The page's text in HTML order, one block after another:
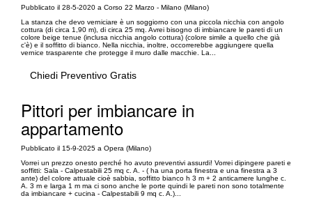
Pubblicato il 28-5-2020 a Corso 22 Marzo - Milano (Milano)
La stanza che devo verniciare è un soggiorno con una piccola nicchia con angolo
cottura (di circa 1,90 m), di circa 25 mq. Avrei bisogno di imbiancare le pareti di un
colore beige tenue (inclusa nicchia angolo cottura) (colore simile a quello che già
c'è) e il soffitto di bianco. Nella nicchia, inoltre, occorrerebbe aggiungere quella
vernice trasparente che protegge il muro dalle macchie. La...
Chiedi Preventivo Gratis
Pittori per imbiancare in
appartamento
Pubblicato il 15-9-2025 a Opera (Milano)
Vorrei un prezzo onesto perché ho avuto preventivi assurdi! Vorrei dipingere pareti e
soffitti: Sala - Calpestabili 25 mq c. A. - ( ha una porta finestra e una finestra a 3
ante) del colore attuale cioè sabbia, soffitto bianco h 3 m + 2 anticamere lunghe c.
A. 3 m e larga 1 m ma ci sono anche le porte quindi le pareti non sono totalmente
da imbiancare + cucina - Calpestabili 9 mq c. A.)...